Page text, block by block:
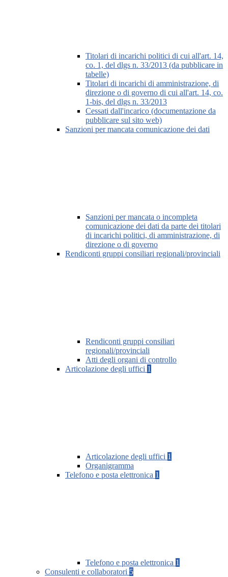
Titolari di incarichi politici di cui all'art. 14,
co. 1, del dlgs n. 33/2013 (da pubblicare in
tabelle)
Titolari di incarichi di amministrazione, di
direzione o di governo di cui all'art. 14, co.
1-bis, del dlgs n. 33/2013
Cessati dall'incarico (documentazione da
pubblicare sul sito web)
Sanzioni per mancata comunicazione dei dati
Sanzioni per mancata o incompleta
comunicazione dei dati da parte dei titolari
di incarichi politici, di amministrazione, di
direzione o di governo
Rendiconti gruppi consiliari regionali/provinciali
Rendiconti gruppi consiliari
regionali/provinciali
Atti degli organi di controllo
Articolazione degli uffici 1
Articolazione degli uffici 1
Organigramma
Telefono e posta elettronica 1
Telefono e posta elettronica 1
Consulenti e collaboratori 5